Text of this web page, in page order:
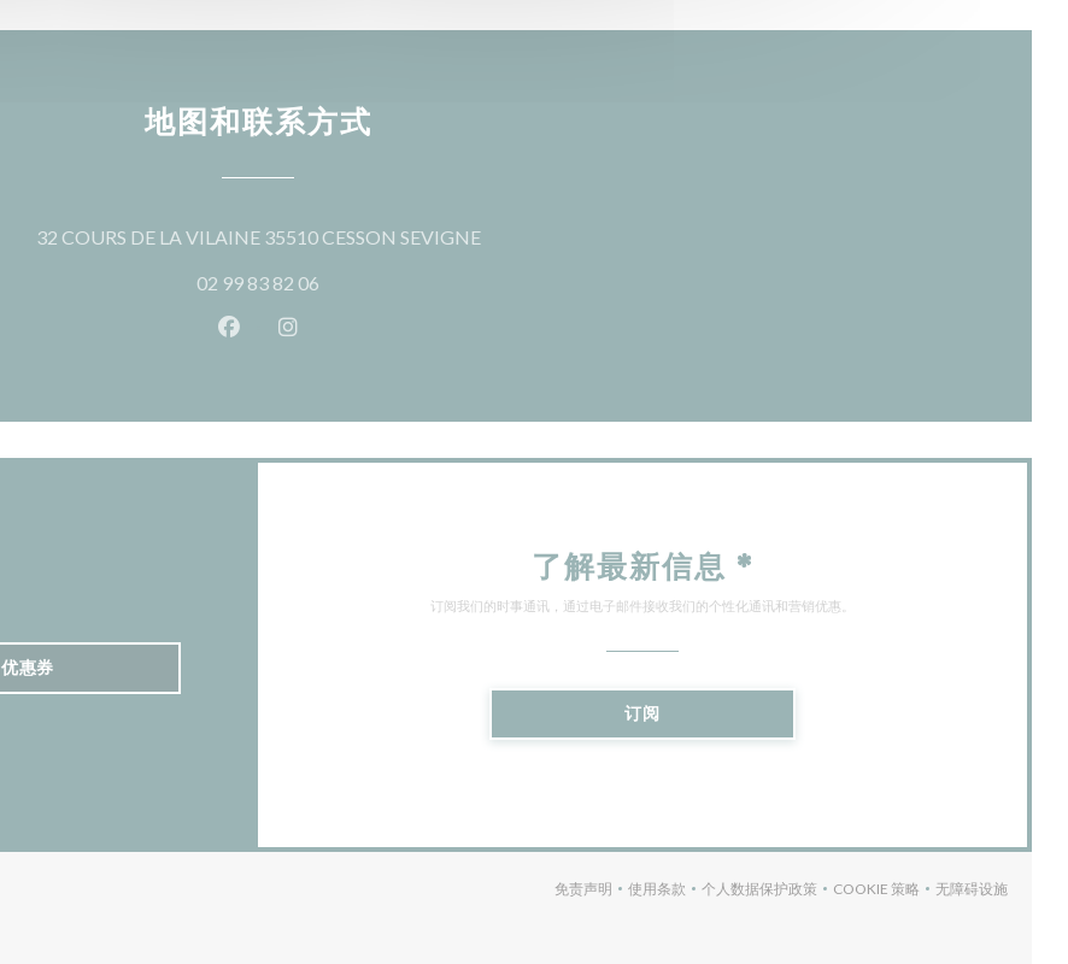
地图和联系方式
32 COURS DE LA VILAINE 35510 CESSON SEVIGNE((在新窗口中打开))
02 99 83 82 06
Facebook ((在新窗口中打开))
Instagram ((在新窗口中打开))
优惠券
了解最新信息 *
订阅我们的时事通讯，通过电子邮件接收我们的个性化通讯和营销优惠。
订阅
免责声明
((在新窗口中打开))
使用条款
((在新窗口中打开))
个人数据保护政策
((在新窗口中打开))
COOKIE 策略
((在新窗口中打开))
无障碍设施
((在新窗口中